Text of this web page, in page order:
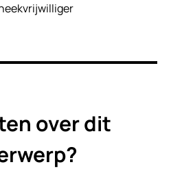
over dit